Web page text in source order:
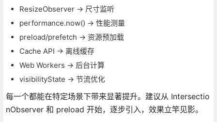
ResizeObserver → 尺寸监听
performance.now() → 性能测量
preload/prefetch → 资源预加载
Cache API → 离线缓存
Web Workers → 后台计算
visibilityState → 节流优化
每一个都能在特定场景下带来显著提升。建议从 Intersectio
nObserver 和 preload 开始，逐步引入，效果立竿见影。